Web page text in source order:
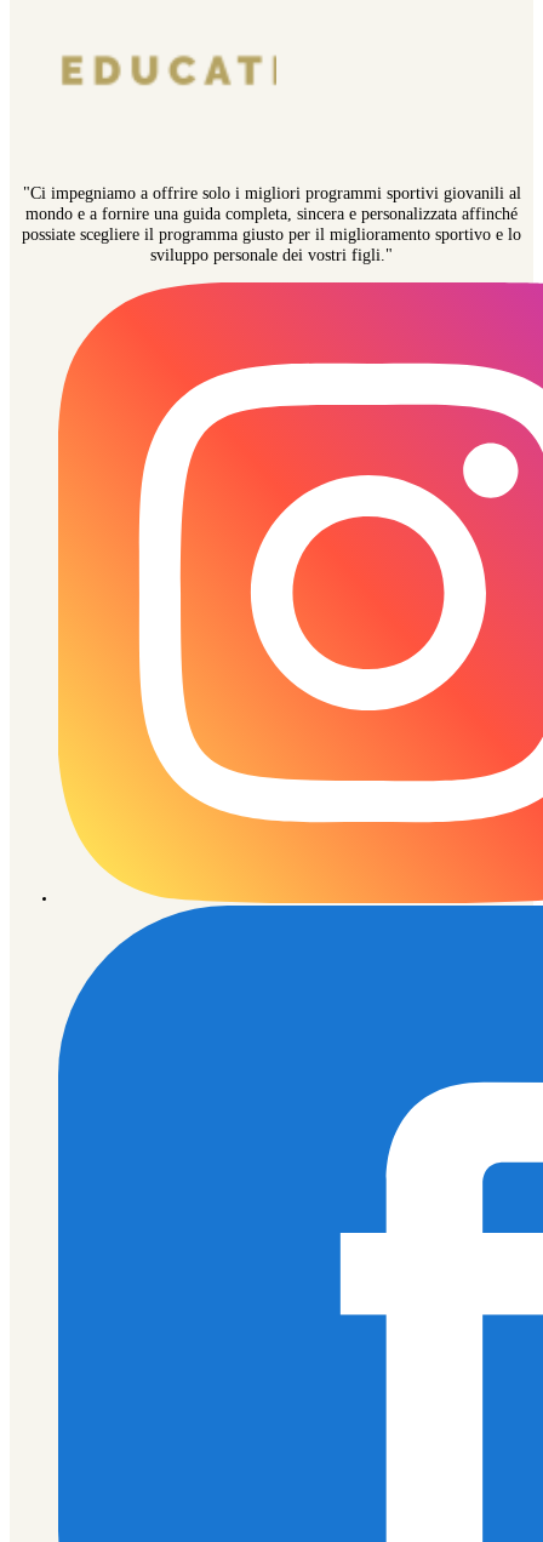
"Ci impegniamo a offrire solo i migliori programmi sportivi giovanili al
mondo e a fornire una guida completa, sincera e personalizzata affinché
possiate scegliere il programma giusto per il miglioramento sportivo e lo
sviluppo personale dei vostri figli."